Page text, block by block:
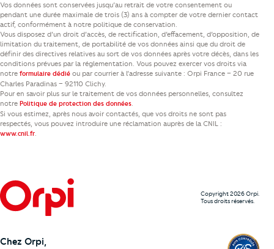
Vos données sont conservées jusqu’au retrait de votre consentement ou
pendant une durée maximale de trois (3) ans à compter de votre dernier contact
actif, conformément à notre politique de conservation.
Vous disposez d’un droit d’accès, de rectification, d’effacement, d’opposition, de
limitation du traitement, de portabilité de vos données ainsi que du droit de
définir des directives relatives au sort de vos données après votre décès, dans les
conditions prévues par la réglementation. Vous pouvez exercer vos droits via
notre formulaire dédié ou par courrier à l’adresse suivante : Orpi France – 20 rue
Charles Paradinas – 92110 Clichy.
Pour en savoir plus sur le traitement de vos données personnelles, consultez
notre Politique de protection des données.
Si vous estimez, après nous avoir contactés, que vos droits ne sont pas
respectés, vous pouvez introduire une réclamation auprès de la CNIL :
www.cnil.fr.
Copyright 2026 Orpi.
Tous droits réservés.
Chez Orpi,